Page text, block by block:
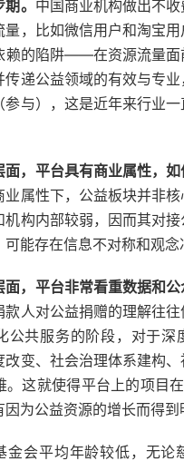
。 中国商业机构做出不
量，比如微信用户和淘宝
赖的陷阱——在资源流量面
传递公益领域的有效与专
参与），这是近年来行业
面，平台具有商业属性，
业属性下，公益板块并非
机构内部较弱，因而其对
能存在信息不对称和观念
面，平台非常看重数据和
款人对公益捐赠的理解往
公共服务的阶段，对于深
改变、社会治理体系建构
。这就使得平台上的项目
为公益资源的增长而得到
金会平均年龄较低，无论